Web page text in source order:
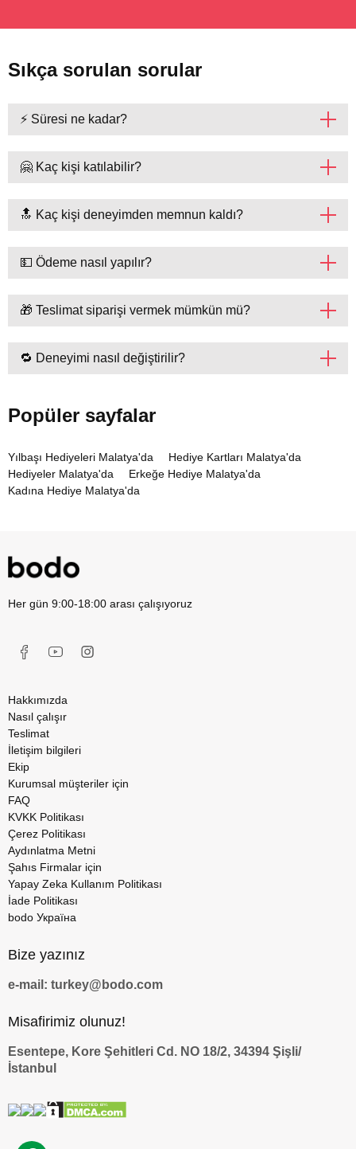
Sıkça sorulan sorular
⚡ Süresi ne kadar?
🤗 Kaç kişi katılabilir?
🔝 Kaç kişi deneyimden memnun kaldı?
💵 Ödeme nasıl yapılır?
🎁 Teslimat siparişi vermek mümkün mü?
🔁 Deneyimi nasıl değiştirilir?
Popüler sayfalar
Yılbaşı Hediyeleri Malatya'da
Hediye Kartları Malatya'da
Hediyeler Malatya'da
Erkeğe Hediye Malatya'da
Kadına Hediye Malatya'da
Her gün 9:00-18:00 arası çalışıyoruz
Hakkımızda
Nasıl çalışır
Teslimat
İletişim bilgileri
Ekip
Kurumsal müşteriler için
FAQ
KVKK Politikası
Çerez Politikası
Aydınlatma Metni
Şahıs Firmalar için
Yapay Zeka Kullanım Politikası
İade Politikası
bodo Україна
Bize yazınız
e-mail: turkey@bodo.com
Misafirimiz olunuz!
Esentepe, Kore Şehitleri Cd. NO 18/2, 34394 Şişli/
İstanbul